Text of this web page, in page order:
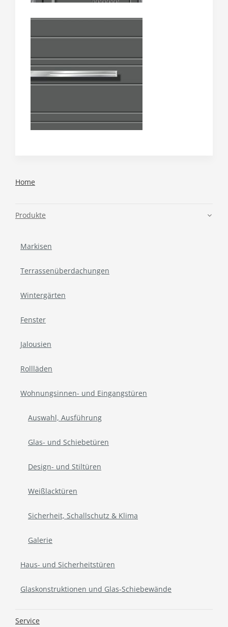
Home
Produkte
Markisen
Terrassenüberdachungen
Wintergärten
Fenster
Jalousien
Rollläden
Wohnungsinnen- und Eingangstüren
Auswahl, Ausführung
Glas- und Schiebetüren
Design- und Stiltüren
Weißlacktüren
Sicherheit, Schallschutz & Klima
Galerie
Haus- und Sicherheitstüren
Glaskonstruktionen und Glas-Schiebewände
Service